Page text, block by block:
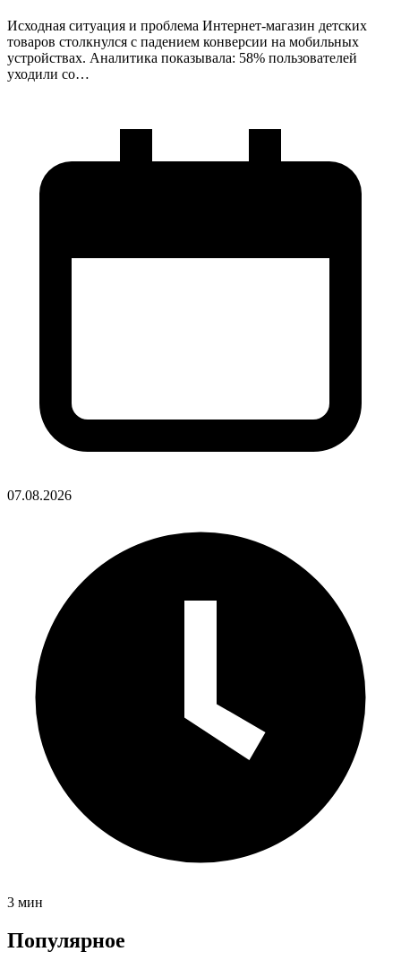
Исходная ситуация и проблема Интернет-магазин детских
товаров столкнулся с падением конверсии на мобильных
устройствах. Аналитика показывала: 58% пользователей
уходили со…
07.08.2026
3 мин
Популярное